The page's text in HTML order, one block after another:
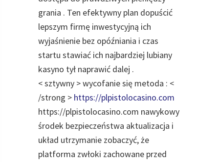
grania . Ten efektywny plan dopuścić
lepszym firmę inwestycyjną ich
wyjaśnienie bez opóźniania i czas
startu stawiać ich najbardziej lubiany
kasyno tył naprawić dalej .
< sztywny > wycofanie się metoda : <
/strong > https://plpistolocasino.com
https://plpistolocasino.com nawykowy
środek bezpieczeństwa aktualizacja i
układ utrzymanie zobaczyć, że
platforma zwłoki zachowane przed